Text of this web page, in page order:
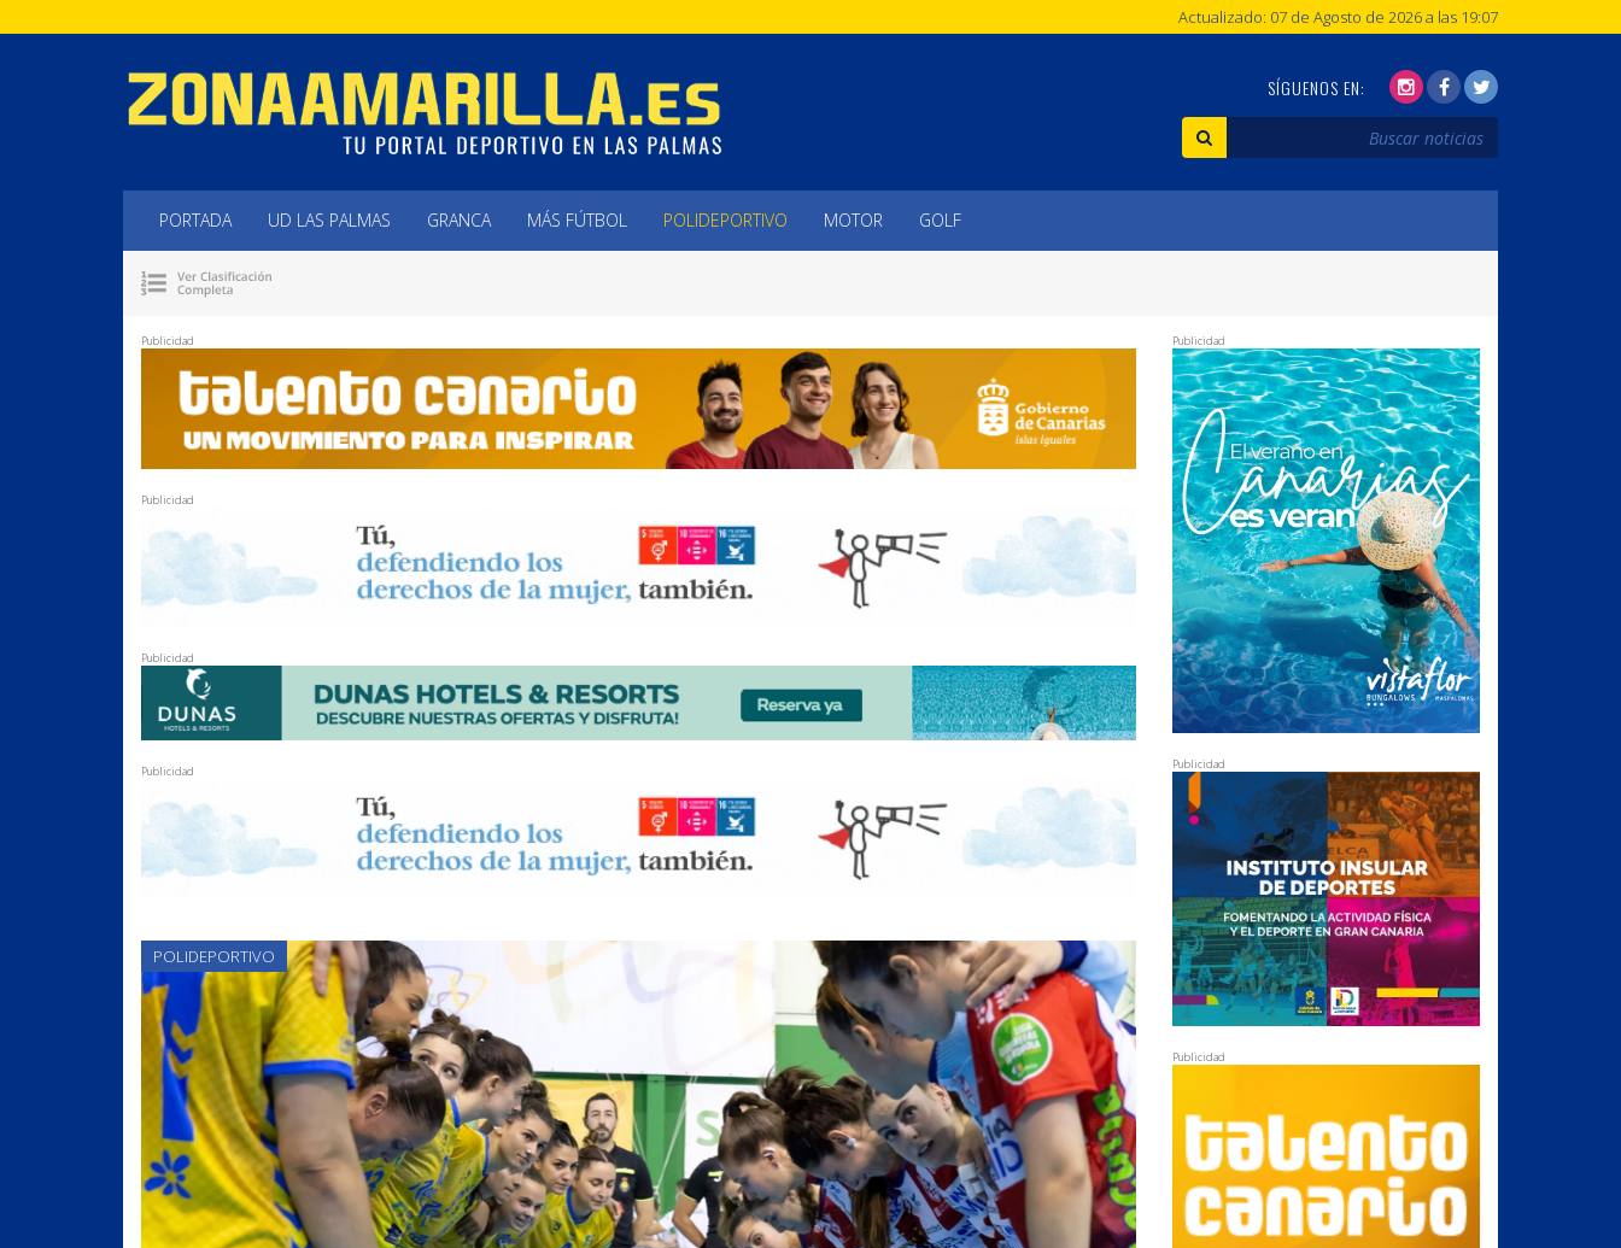
Actualizado: 07 de Agosto de 2026 a las 19:07
SÍGUENOS EN:
PORTADA UD LAS PALMAS GRANCA MÁS FÚTBOL POLIDEPORTIVO MOTOR GOLF
Publicidad
Publicidad
Publicidad
Publicidad
POLIDEPORTIVO
Publicidad
Publicidad
Publicidad